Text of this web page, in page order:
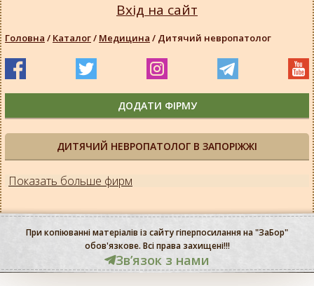
ДИТЯЧИЙ НЕВРОПАТОЛОГ В ЗАПОРІЖЖІ
Показать больше фирм
Вхід на сайт
Головна / Каталог/ Медицина / Дитячий невропатолог
ДОДАТИ ФІРМУ
При копіюванні матеріалів із сайту гіперпосилання на "ЗаБор"
обов'язкове. Всі права захищені!!!
Звʼязок з нами